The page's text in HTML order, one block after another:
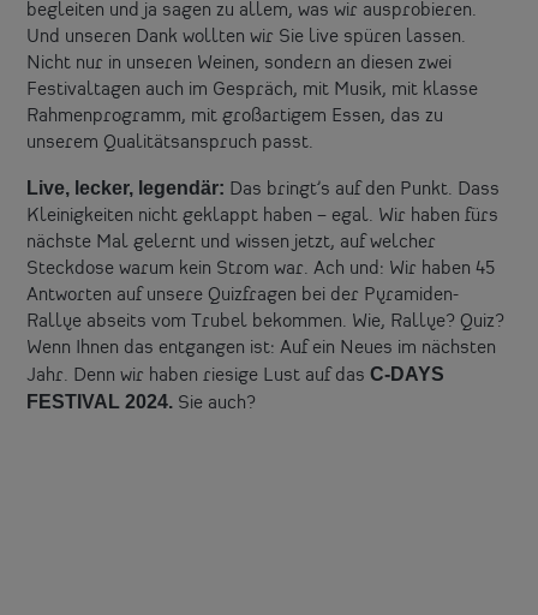
begleiten und ja sagen zu allem, was wir ausprobieren.
Und unseren Dank wollten wir Sie live spüren lassen.
Nicht nur in unseren Weinen, sondern an diesen zwei
Festivaltagen auch im Gespräch, mit Musik, mit klasse
Rahmenprogramm, mit großartigem Essen, das zu
unserem Qualitätsanspruch passt.
Live, lecker, legendär: Das bringt’s auf den Punkt. Dass
Kleinigkeiten nicht geklappt haben – egal. Wir haben fürs
nächste Mal gelernt und wissen jetzt, auf welcher
Steckdose warum kein Strom war. Ach und: Wir haben 45
Antworten auf unsere Quizfragen bei der Pyramiden-
Rallye abseits vom Trubel bekommen. Wie, Rallye? Quiz?
Wenn Ihnen das entgangen ist: Auf ein Neues im nächsten
Jahr. Denn wir haben riesige Lust auf dasC-DAYS
FESTIVAL 2024. Sie auch?